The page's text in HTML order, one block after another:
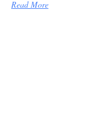
Read More